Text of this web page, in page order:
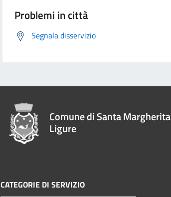
Problemi in città
Segnala disservizio
Comune di Santa Margherita
Ligure
CATEGORIE DI SERVIZIO